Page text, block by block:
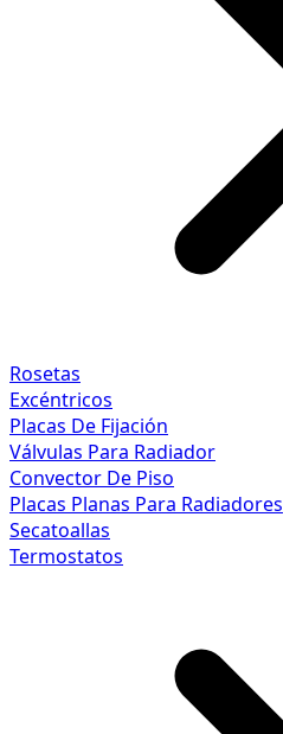
Rosetas
Excéntricos
Placas De Fijación
Válvulas Para Radiador
Convector De Piso
Placas Planas Para Radiadores
Secatoallas
Termostatos